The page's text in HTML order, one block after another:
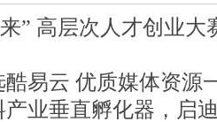
” 高层次人才创业大
易云 优质媒体资源
业垂直孵化器，启